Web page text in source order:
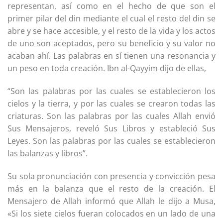
representan, así como en el hecho de que son el
primer pilar del din mediante el cual el resto del din se
abre y se hace accesible, y el resto de la vida y los actos
de uno son aceptados, pero su beneficio y su valor no
acaban ahí. Las palabras en sí tienen una resonancia y
un peso en toda creación. Ibn al-Qayyim dijo de ellas,
“Son las palabras por las cuales se establecieron los
cielos y la tierra, y por las cuales se crearon todas las
criaturas. Son las palabras por las cuales Allah envió
Sus Mensajeros, reveló Sus Libros y estableció Sus
Leyes. Son las palabras por las cuales se establecieron
las balanzas y libros”.
Su sola pronunciación con presencia y convicción pesa
más en la balanza que el resto de la creación. El
Mensajero de Allah informó que Allah le dijo a Musa,
«Si los siete cielos fueran colocados en un lado de una